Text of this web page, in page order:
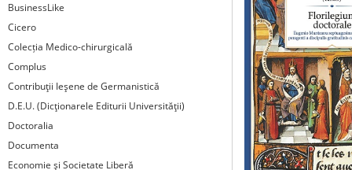
BusinessLike
Cicero
Colecția Medico-chirurgicală
Complus
Contribuţii Ieşene de Germanistică
D.E.U. (Dicţionarele Editurii Universităţii)
Doctoralia
Documenta
Economie şi Societate Liberă